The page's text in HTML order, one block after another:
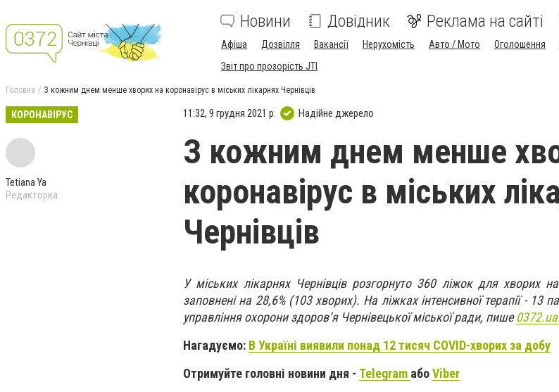
Новини Довідник Реклама на сайті
Афіша Дозвілля Вакансії Нерухомість Авто / Мото Оголошення
Звіт про прозорість JTI
Головна З кожним днем менше хворих на коронавірус в міських лікарнях Чернівців
КОРОНАВІРУС
Tetiana Ya
Редакторка
11:32, 9 грудня 2021 р. Надійне джерело
З кожним днем менше
коронавірус в міських
Чернівців
У міських лікарнях Чернівців розгорнуто 360 ліжок для хворих
заповнені на 28,6% (103 хворих). На ліжках інтенсивної терапії - 13
управління охорони здоров’я Чернівецької міської ради, пише
Нагадуємо: В Україні виявили понад 12 тисяч COVID-хворих за добу
Отримуйте головні новини дня - Telegram абоViber